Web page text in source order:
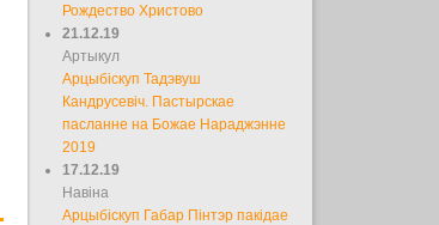
Рождество Христово
21.12.19
Артыкул
Арцыбіскуп Тадэвуш
Кандрусевіч. Пастырскае
пасланне на Божае Нараджэнне
2019
17.12.19
Навіна
Арцыбіскуп Габар Пінтэр пакідае